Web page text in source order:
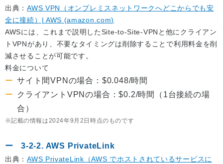
出典：AWS VPN（オンプレミスネットワークへどこからでも安
全に接続）| AWS (amazon.com)
AWSには、これまで説明したSite-to-Site-VPNと他にクライアン
トVPNがあり、不要なタイミングは削除することで利用料金を削
減させることが可能です。
料金について
サイト間VPNの場合：$0.048/時間
クライアントVPNの場合：$0.2/時間（1台接続の場
合）
記載の情報は2024年9月2日時点のものです
3-2-2. AWS PrivateLink
出典：AWS PrivateLink（AWS でホストされているサービスに